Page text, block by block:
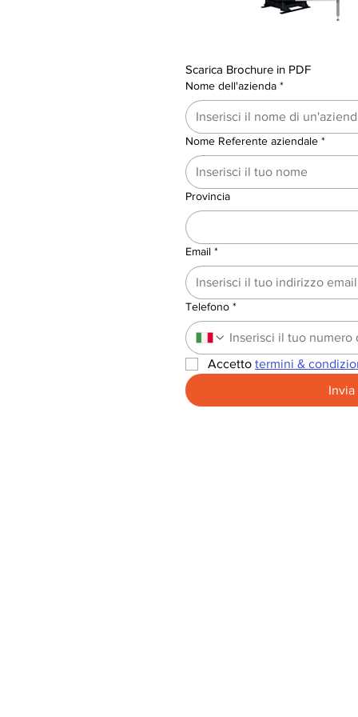
Scarica Brochure in PDF
Nome dell'azienda *
Nome Referente aziendale *
Provincia
Email *
Telefono *
Accetto termini &
Invia